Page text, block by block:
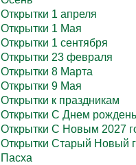
Открытки 1 апреля
Открытки 1 Мая
Открытки 1 сентября
Открытки 23 февраля
Открытки 8 Марта
Открытки 9 Мая
Открытки к праздникам
Открытки С Днем
Открытки С Новым 2027
Открытки Старый Новый
Пасха